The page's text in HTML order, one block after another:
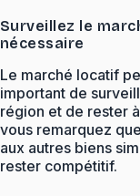
Surveillez le
nécessaire
Le marché locatif
important de
région et de rester
vous remarquez
aux autres biens
rester compétitif.